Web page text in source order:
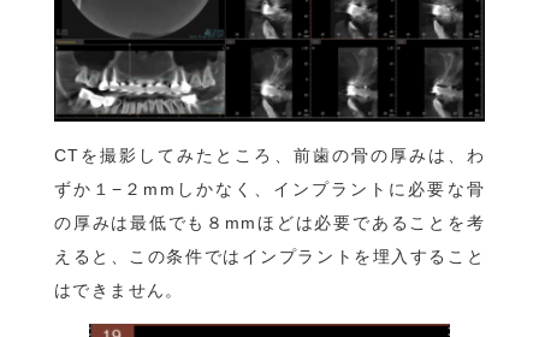
CTを撮影してみたところ、前歯の骨の厚みは、わ
ずか１−２mmしかなく、インプラントに必要な骨
の厚みは最低でも８mmほどは必要であることを考
えると、この条件ではインプラントを埋入すること
はできません。